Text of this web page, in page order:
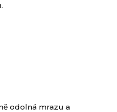
odolná mrazu a